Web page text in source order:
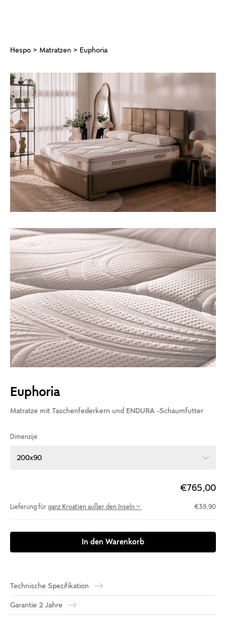
Hespo > Matratzen > Euphoria
Euphoria
Matratze mit Taschenfederkern und ENDURA -Schaumfutter
Dimenzije
200x90
€765,00
Lieferung für ganz Kroatien außer den Inseln €39,90
In den Warenkorb
Technische Spezifikation
Garantie 2 Jahre